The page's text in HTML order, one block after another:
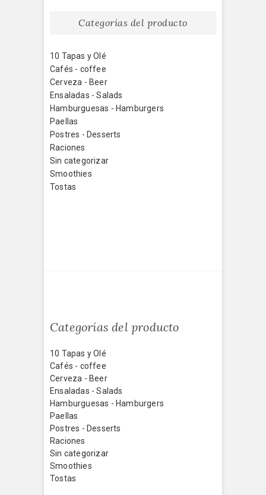
Categorías del producto
10 Tapas y Olé
Cafés - coffee
Cerveza - Beer
Ensaladas - Salads
Hamburguesas - Hamburgers
Paellas
Postres - Desserts
Raciones
Sin categorizar
Smoothies
Tostas
Categorías del producto
10 Tapas y Olé
Cafés - coffee
Cerveza - Beer
Ensaladas - Salads
Hamburguesas - Hamburgers
Paellas
Postres - Desserts
Raciones
Sin categorizar
Smoothies
Tostas